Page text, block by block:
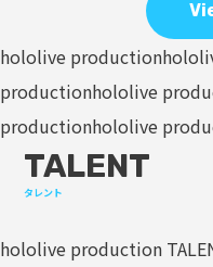
hololive production
productionhololive
productionhololive
TALENT
タレント
hololive production